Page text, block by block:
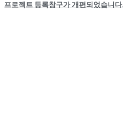
프로젝트 등록창구가 개편되었습니다.